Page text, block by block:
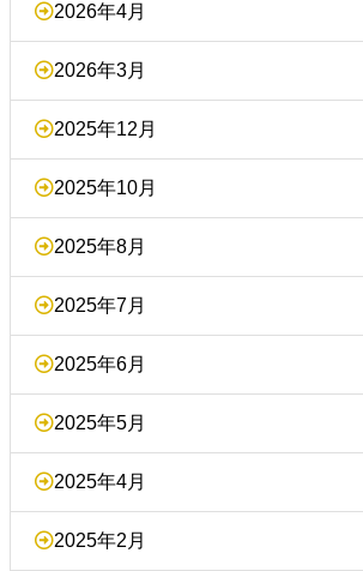
2026年4月
2026年3月
2025年12月
2025年10月
2025年8月
2025年7月
2025年6月
2025年5月
2025年4月
2025年2月